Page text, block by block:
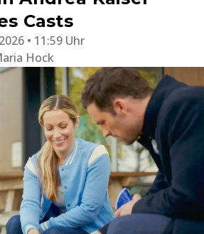
Casts
• 11:59 Uhr
Hock